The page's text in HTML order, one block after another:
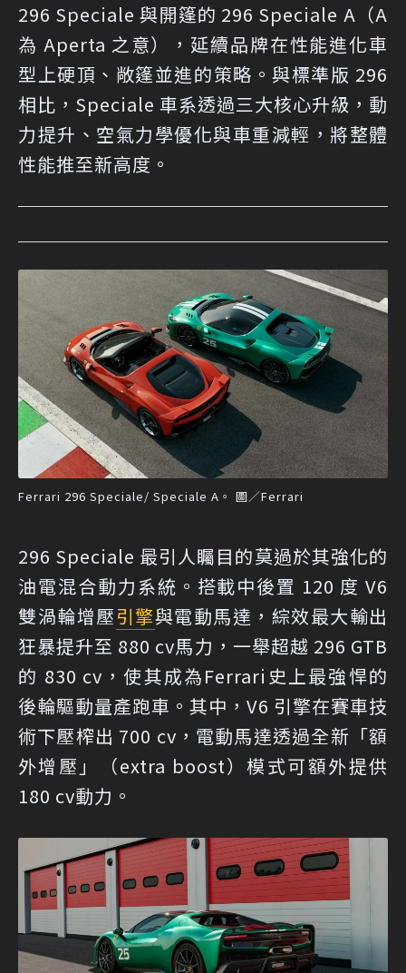
296 Speciale 與開篷的 296 Speciale A（A
為 Aperta 之意），延續品牌在性能進化車
型上硬頂、敞篷並進的策略。與標準版 296
相比，Speciale 車系透過三大核心升級，動
力提升、空氣力學優化與車重減輕，將整體
性能推至新高度。
Ferrari 296 Speciale/ Speciale A。 圖／Ferrari
296 Speciale 最引人矚目的莫過於其強化的
油電混合動力系統。搭載中後置 120 度 V6
雙渦輪增壓引擎與電動馬達，綜效最大輸出
狂暴提升至 880 cv馬力，一舉超越 296 GTB
的 830 cv，使其成為Ferrari史上最強悍的
後輪驅動量產跑車。其中，V6 引擎在賽車技
術下壓榨出 700 cv，電動馬達透過全新「額
外增壓」（extra boost）模式可額外提供
180 cv動力。